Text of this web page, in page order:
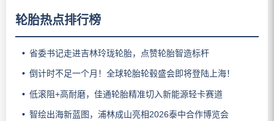
轮胎热点排行榜
省委书记走进吉林玲珑轮胎，点赞轮胎智造标杆
倒计时不足一个月！全球轮胎轮毂盛会即将登陆上海！
低滚阻+高耐磨，佳通轮胎精准切入新能源轻卡赛道
智绘出海新蓝图，浦林成山亮相2026泰中合作博览会